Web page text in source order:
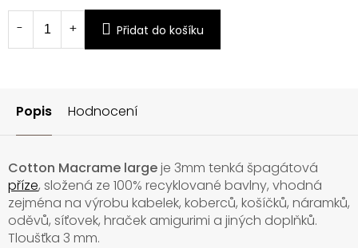
cena:
Přidat do košíku
Popis Hodnocení
Cotton Macrame largeje 3mm tenká špagátová
příze, složená ze 100% recyklované bavlny, vhodná
zejména na výrobu kabelek, koberců, košíčků, náramků,
oděvů, síťovek, hraček amigurimi a jiných doplňků.
Tloušťka 3 mm.